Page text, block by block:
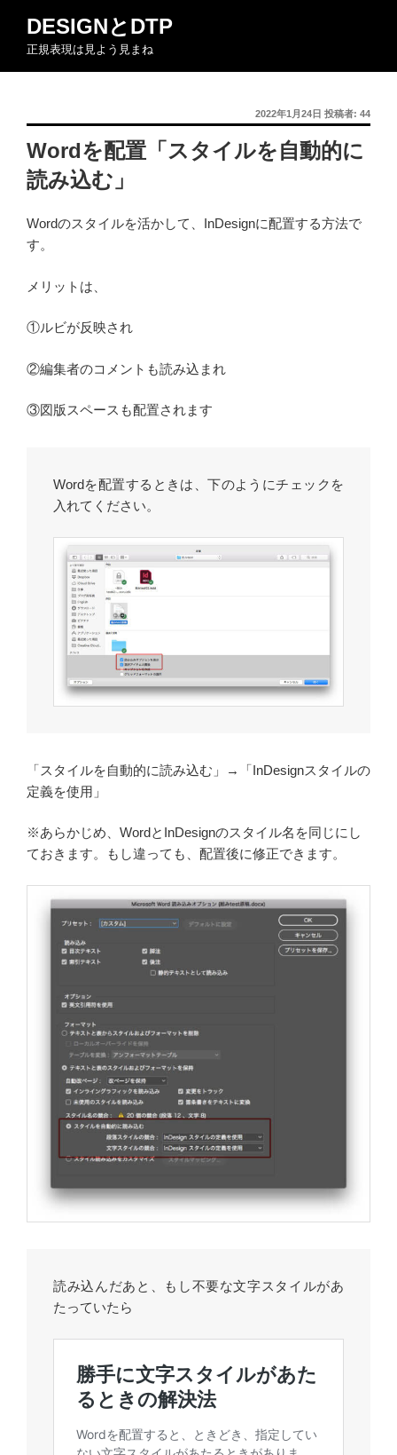
ン
DESIGNとDTP
正規表現は見よう見まね
投
稿
日:
2022年1月24日 投稿者: 44
Wordを配置「スタイルを自動的に
読み込む」
Wordのスタイルを活かして、InDesignに配置する方法で
す。
メリットは、
①ルビが反映され
②編集者のコメントも読み込まれ
③図版スペースも配置されます
Wordを配置するときは、下のようにチェックを
入れてください。
「スタイルを自動的に読み込む」→「InDesignスタイルの
定義を使用」
※あらかじめ、WordとInDesignのスタイル名を同じにし
ておきます。もし違っても、配置後に修正できます。
読み込んだあと、もし不要な文字スタイルがあ
たっていたら